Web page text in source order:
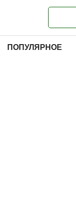
ПОПУЛЯРНОЕ